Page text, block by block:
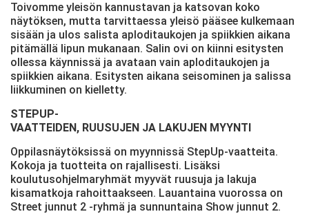
Toivomme yleisön kannustavan ja katsovan koko
näytöksen, mutta tarvittaessa yleisö pääsee kulkemaan
sisään ja ulos salista aploditaukojen ja spiikkien aikana
pitämällä lipun mukanaan. Salin ovi on kiinni esitysten
ollessa käynnissä ja avataan vain aploditaukojen ja
spiikkien aikana. Esitysten aikana seisominen ja salissa
liikkuminen on kielletty.
STEPUP-
VAATTEIDEN, RUUSUJEN JA LAKUJEN MYYNTI
Oppilasnäytöksissä on myynnissä StepUp-vaatteita.
Kokoja ja tuotteita on rajallisesti. Lisäksi
koulutusohjelmaryhmät myyvät ruusuja ja lakuja
kisamatkoja rahoittaakseen. Lauantaina vuorossa on
Street junnut 2 -ryhmä ja sunnuntaina Show junnut 2.